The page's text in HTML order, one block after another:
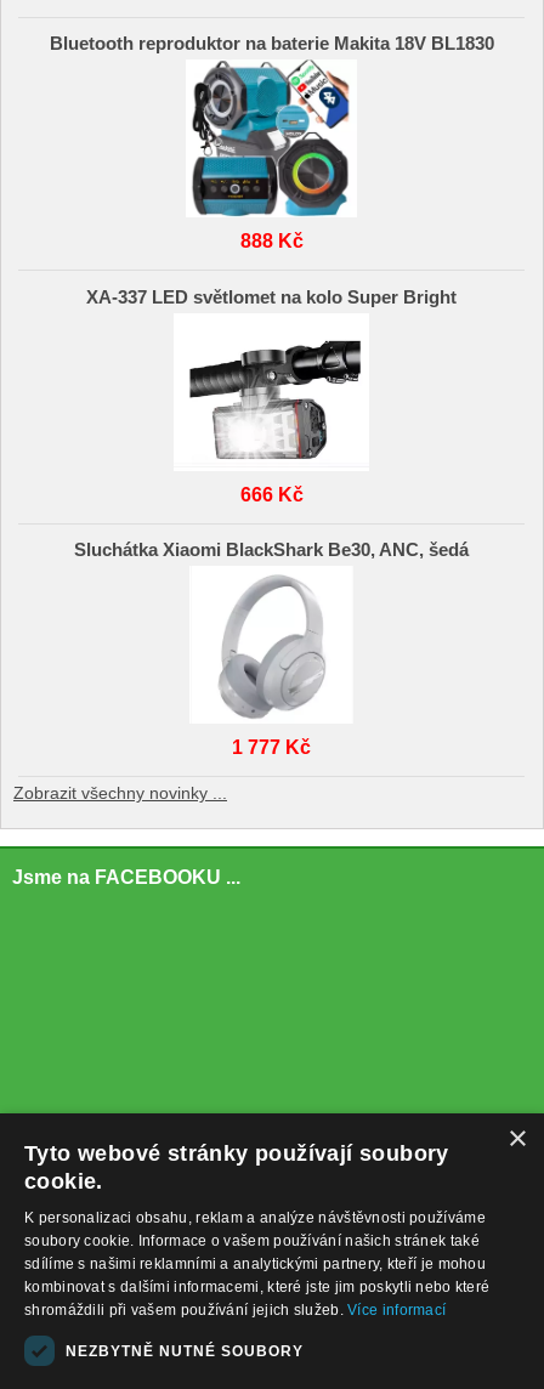
Bluetooth reproduktor na baterie Makita 18V BL1830
888 Kč
XA-337 LED světlomet na kolo Super Bright
666 Kč
Sluchátka Xiaomi BlackShark Be30, ANC, šedá
1 777 Kč
Zobrazit všechny novinky ...
Jsme na FACEBOOKU ...
+420732122225
obchod@baterie-nabijecka.cz
×
Tyto webové stránky používají soubory
cookie.
K personalizaci obsahu, reklam a analýze návštěvnosti používáme
soubory cookie. Informace o vašem používání našich stránek také
sdílíme s našimi reklamními a analytickými partnery, kteří je mohou
kombinovat s dalšími informacemi, které jste jim poskytli nebo které
shromáždili při vašem používání jejich služeb.Více informací
NEZBYTNĚ NUTNÉ SOUBORY